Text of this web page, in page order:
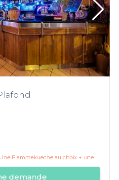
au choix + une pinte/soft au choix à 14 euros
demande